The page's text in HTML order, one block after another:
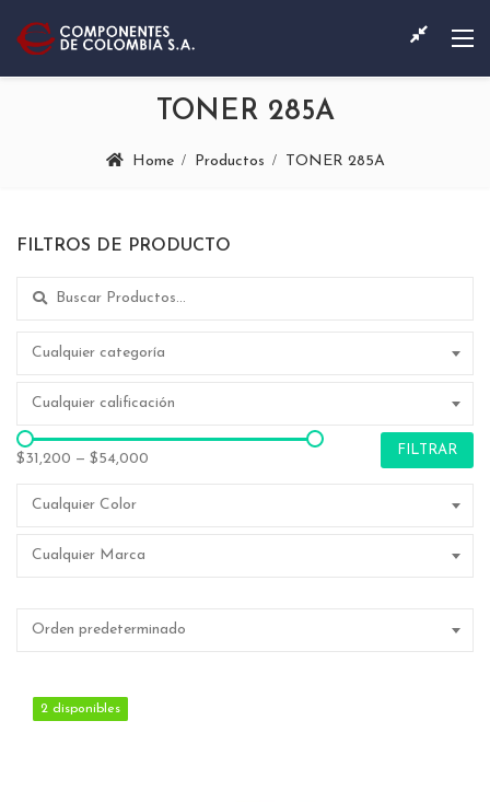
TONER 285A
Home Productos TONER 285A
FILTROS DE PRODUCTO
Search for:
Cualquier categoría
Cualquier calificación
$31,200 — $54,000
FILTRAR
Cualquier Color
Cualquier Marca
Orden predeterminado
2 disponibles
2 disponibles